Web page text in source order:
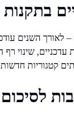
לאורך השנים
קטגוריות חדשות